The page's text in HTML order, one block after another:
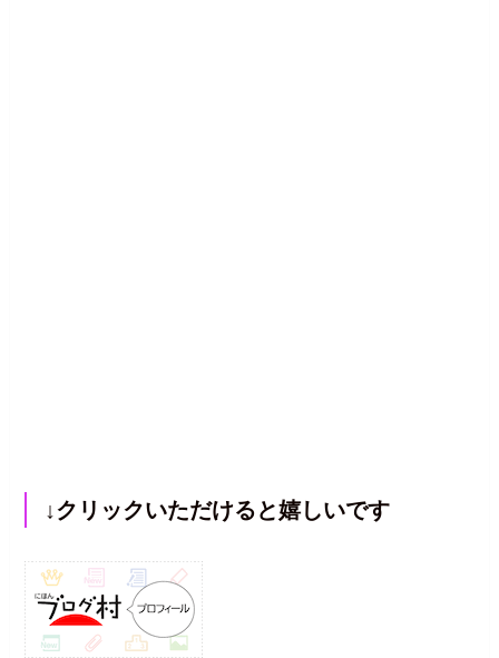
↓クリックいただけると嬉しいです